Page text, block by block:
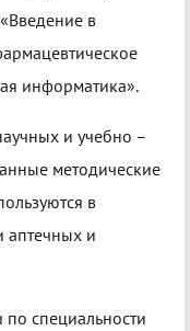
в
информатика».
и учебно –
методические
в
аптечных и
специальности